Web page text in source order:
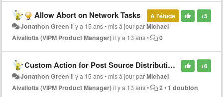
+5
À l'étude
Allow Abort on Network Tasks
Jonathon Green il y a 15 ans• mis à jour parMichael
Aivaliotis (VIPM Product Manager)il y a 13 ans• 0
+6
Custom Action for Post Source Distribution (Before Packaging)
Jonathon Green il y a 15 ans• mis à jour parMichael
Aivaliotis (VIPM Product Manager)il y a 13 ans• 2• 1 doublon